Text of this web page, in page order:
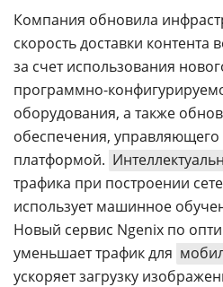
Компания обновила
скорость доставки контента
за счет использования
программно-
оборудования, а также
обеспечения, управляющего
платформой.
трафика при построении
использует машинное
Новый сервис Ngenix по
уменьшает трафик для
ускоряет загрузку